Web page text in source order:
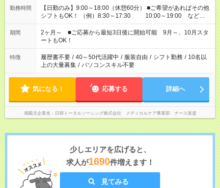
勤務時間
【日勤のみ】9:00～18:00（休憩60分） ■ご希望があればその他
シフトもOK！ （例）8:30～17:30 10:00～19:00 など
「家族とお休みを合わせたい」 「できれば残業はしたくない」
など、あなたのご希望に沿ったお仕事をご紹介します！ ※Wワ
ーク希望の方へ 今ご覧のお仕事で希望する勤務時間と、もう1つ
のお仕事の勤務時間。 合計で週40時間を超える場合は応募でき
ません
期間
2ヶ月～ ■ご応募から最短3日後に開始可能 9月～、10月スタ
ートもOK！
特徴 履歴書不要 / 40～50代活躍中 / 服装自由 / シフト勤務 / 10名以
上の大量募集 / パソコンスキル不要
気になる！ 応募する 詳細へ
掲載元企業名 日研トータルソーシング株式会社 メディカルケア事業部 ナース派遣
少しエリアを広げると、
求人が1690件増えます！
見てみる